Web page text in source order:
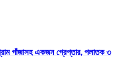
গাঁজাসহ একজন গ্রেপ্তার, পলাতক ৩